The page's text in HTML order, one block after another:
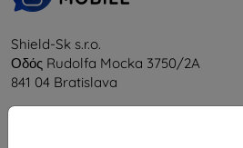
Shield-Sk s.r.o.
Οδός Rudolfa Mocka 3750/2A
841 04 Bratislava